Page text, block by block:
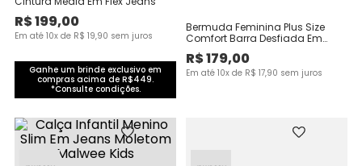
R$199,00
Em até 10x de R$ 19,90 sem juros
Ganhe um brinde exclusivo em
compras acima de R$449.
*Consulte condições.
Bermuda Feminina Plus Size
Comfort Barra Desfiada Em
Jeans Com Elastano
R$179,00
Em até 10x de R$ 17,90 sem juros